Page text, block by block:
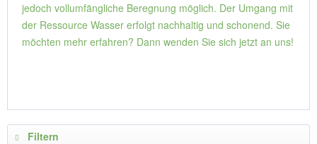
jedoch vollumfängliche Beregnung möglich. Der Umgang mit
der Ressource Wasser erfolgt nachhaltig und schonend. Sie
möchten mehr erfahren? Dann wenden Sie sich jetzt an uns!
Filtern